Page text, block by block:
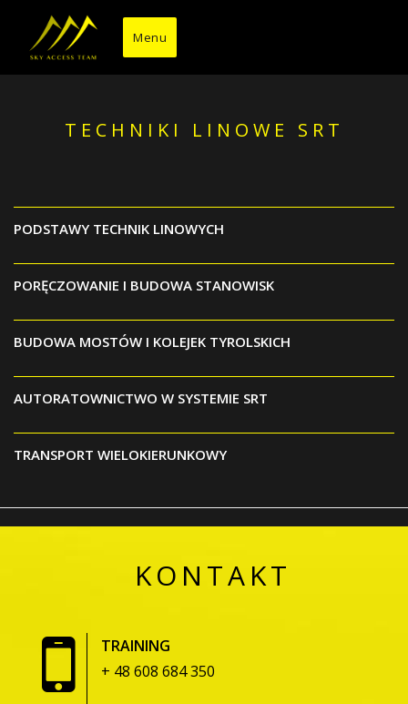
treści
Menu
TECHNIKI LINOWE SRT
PODSTAWY TECHNIK LINOWYCH
PORĘCZOWANIE I BUDOWA STANOWISK
BUDOWA MOSTÓW I KOLEJEK TYROLSKICH
AUTORATOWNICTWO W SYSTEMIE SRT
TRANSPORT WIELOKIERUNKOWY
KONTAKT
TRAINING
+ 48 608 684 350